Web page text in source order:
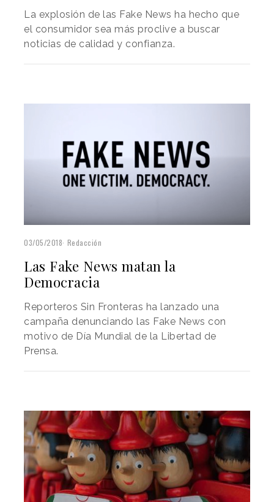
La explosión de las Fake News ha hecho que
el consumidor sea más proclive a buscar
noticias de calidad y confianza.
03/05/2018 Redacción
Las Fake News matan la
Democracia
Reporteros Sin Fronteras ha lanzado una
campaña denunciando las Fake News con
motivo de Día Mundial de la Libertad de
Prensa.